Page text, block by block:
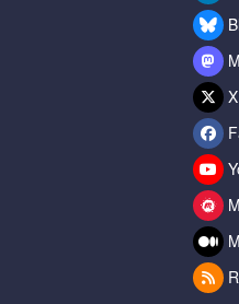
X